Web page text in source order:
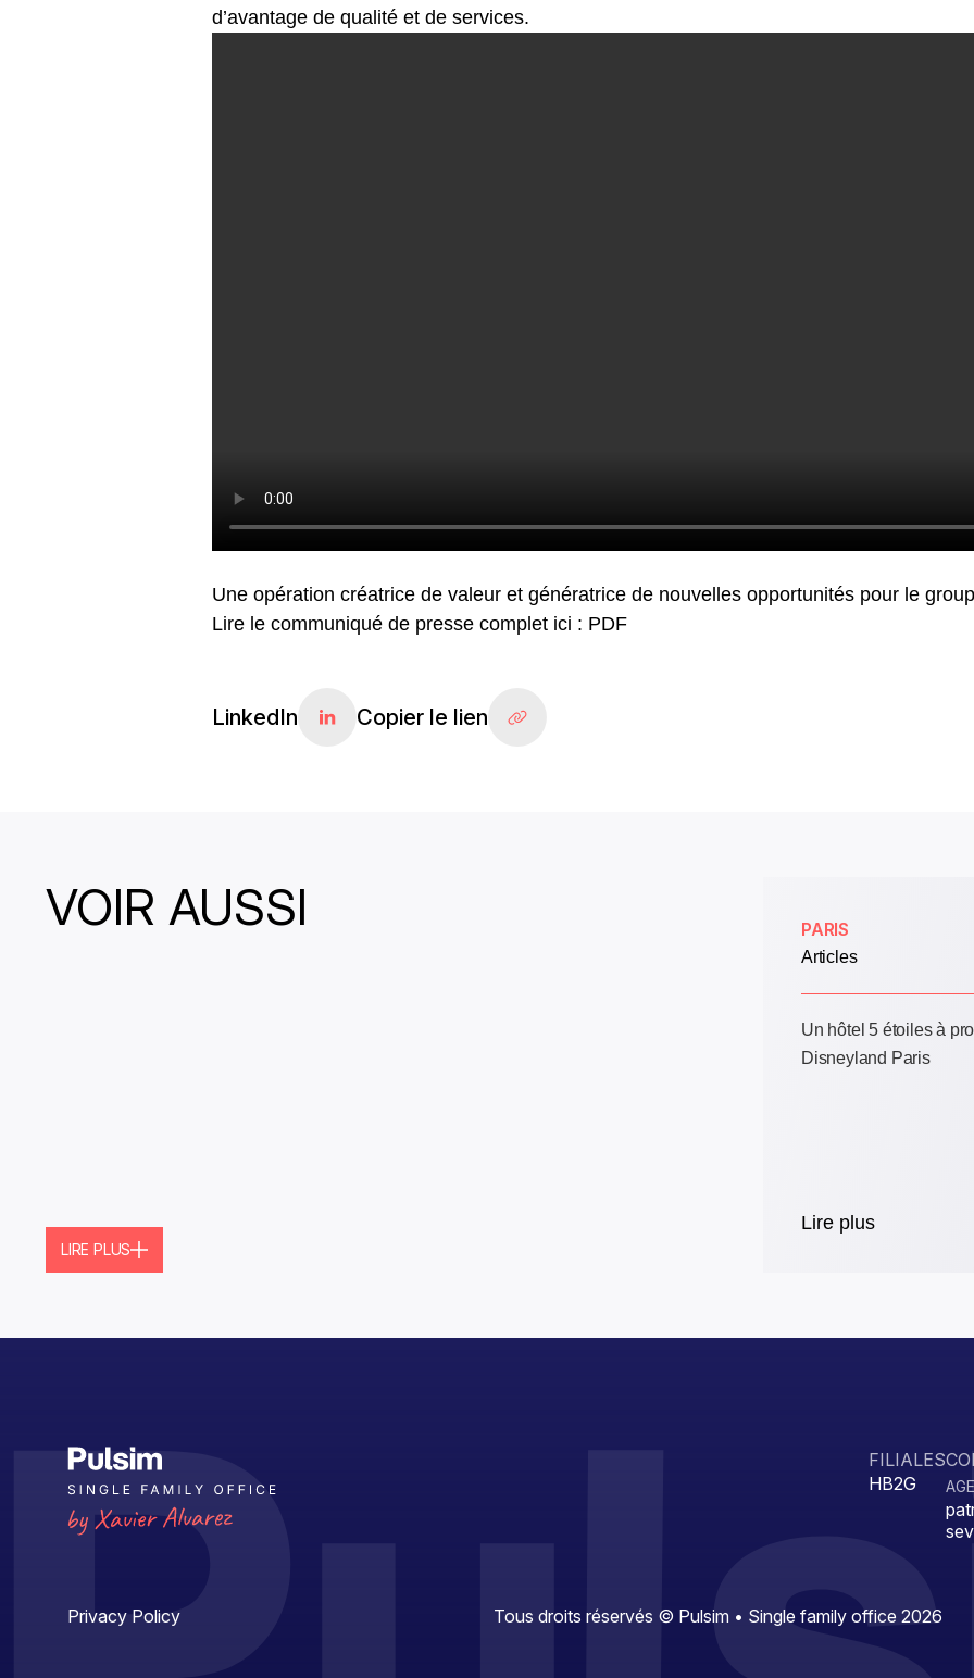
d’avantage de qualité et de services.
Une opération créatrice de valeur et génératrice de nouvelles opportunités pour le
Lire le communiqué de presse complet ici : PDF
LinkedIn Copier le lien
VOIR AUSSI
LIRE PLUS
PARIS
Articles
Un hôtel 5 étoiles à
Disneyland Paris
Lire plus
FILIALES
HB2G
Privacy Policy Tous droits réservés © Pulsim • Single family office 2026